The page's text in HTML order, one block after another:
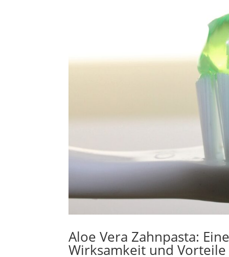
Aloe Vera Zahnpasta:
Wirksamkeit und